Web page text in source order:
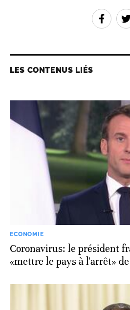
LES CONTENUS LIÉS
ECONOMIE
Coronavirus: le président
«mettre le pays à l'arrêt»